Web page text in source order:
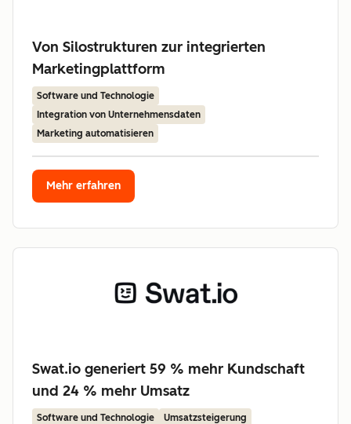
Von Silostrukturen zur integrierten
Marketingplattform
Software und Technologie
Integration von Unternehmensdaten
Marketing automatisieren
Mehr erfahren
Swat.io generiert 59 % mehr Kundschaft
und 24 % mehr Umsatz
Software und Technologie
Umsatzsteigerung